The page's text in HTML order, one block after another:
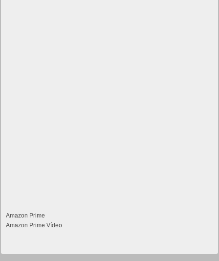
Amazon Prime
Amazon Prime Vídeo